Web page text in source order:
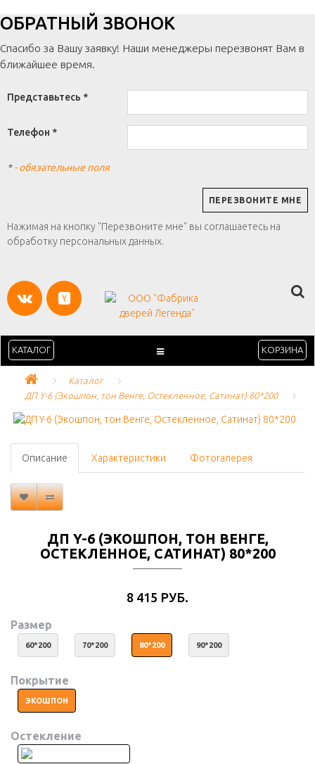
ОБРАТНЫЙ ЗВОНОК
Спасибо за Вашу заявку! Наши менеджеры перезвонят Вам в
ближайшее время.
Представьтесь *
Телефон *
*- обязательные поля
Нажимая на кнопку "Перезвоните мне" вы соглашаетесь на
обработку персональных данных.
КАТАЛОГ КОРЗИНА
Каталог
ДП Y-6 (Экошпон, тон Венге, Остекленное, Сатинат) 80*200
Описание Характеристики Фотогалерея
ДП Y-6 (ЭКОШПОН, ТОН ВЕНГЕ,
ОСТЕКЛЕННОЕ, САТИНАТ) 80*200
8 415 РУБ.
Размер
60*200 70*200 80*200 90*200
Покрытие
ЭКОШПОН
Остекление